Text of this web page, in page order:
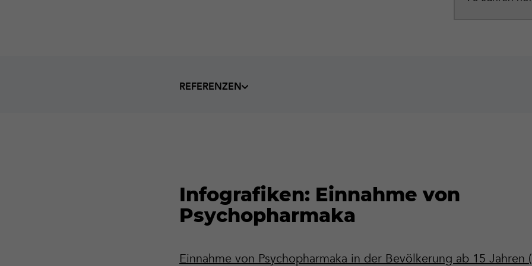
REFERENZEN
Infografiken: Einnahme von
Psychopharmaka
Einnahme von Psychopharmaka in der Bevölkerung ab 15 Jahren